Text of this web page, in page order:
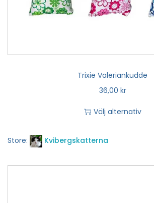
Trixie Valeriankudde
36,00 kr
Välj alternativ
Store: Kvibergskatterna